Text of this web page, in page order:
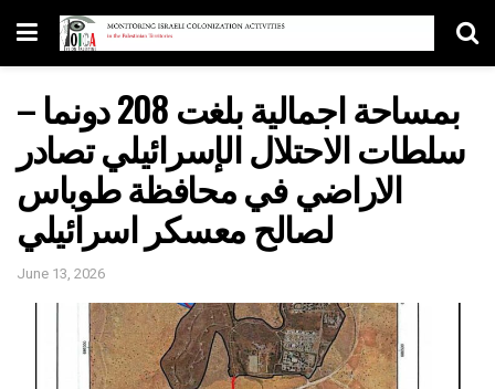
بمساحة اجمالية بلغت 208 دونما –
سلطات الاحتلال الإسرائيلي تصادر
الاراضي في محافظة طوباس
لصالح معسكر اسرائيلي
June 13, 2026